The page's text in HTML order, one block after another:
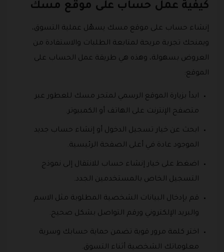
كيفية عمل حساب على موقع مسك
إنشاء حساب على موقع مسك يسهّل عملية التسوق،
ويمنحك تجربة مريحة لمتابعة الطلبات والاستفادة من
العروض بسهولة، وهذه هي طريقة عمل الحساب على
الموقع:
ابدأ بزيارة الموقع الرسمي لمتجر مسك للعطور عبر
متصفح الإنترنت على الهاتف أو الكمبيوتر.
ابحث عن خيار تسجيل الدخول أو إنشاء حساب جديد
الموجود عادة في أعلى الصفحة الرئيسية.
اضغط على خيار إنشاء حساب للانتقال إلى نموذج
التسجيل الخاص بالمستخدمين الجدد.
قم بإدخال البيانات الشخصية المطلوبة مثل الاسم
والبريد الإلكتروني ورقم التواصل بشكل صحيح.
اختر كلمة مرور قوية تضمن حماية حسابك وسرية
معلوماتك الشخصية أثناء التسوق.